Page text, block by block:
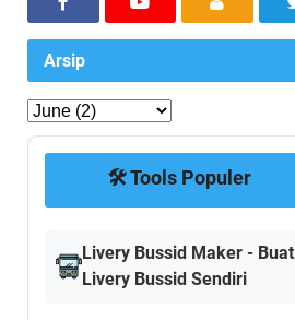
Arsip
🛠️ Tools Populer
Livery Bussid Maker - Buat
Livery Bussid Sendiri